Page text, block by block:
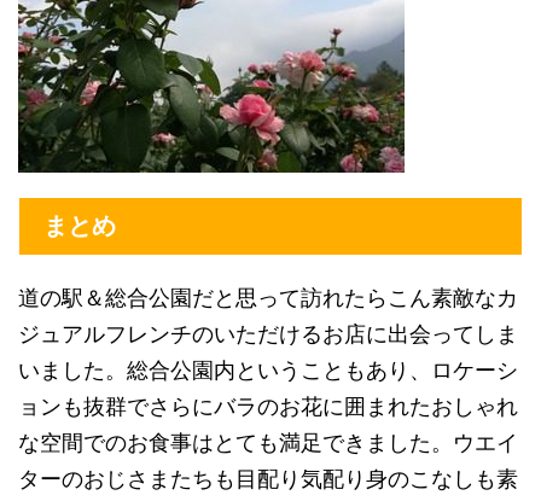
まとめ
道の駅＆総合公園だと思って訪れたらこん素敵なカ
ジュアルフレンチのいただけるお店に出会ってしま
いました。総合公園内ということもあり、ロケーシ
ョンも抜群でさらにバラのお花に囲まれたおしゃれ
な空間でのお食事はとても満足できました。ウエイ
ターのおじさまたちも目配り気配り身のこなしも素